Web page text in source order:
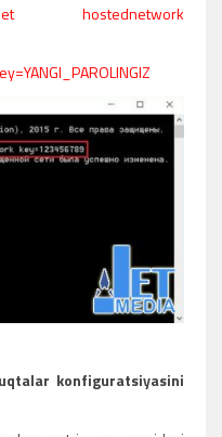
konfiguratsiyasini